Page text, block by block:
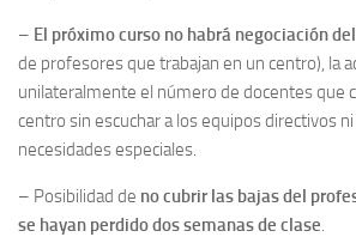
– El próximo curso no habrá negociación
de profesores que trabajan en un centro), la
unilateralmente el número de docentes que
centro sin escuchar a los equipos directivos
necesidades especiales.
– Posibilidad de no cubrir las bajas del
se hayan perdido dos semanas de clase.